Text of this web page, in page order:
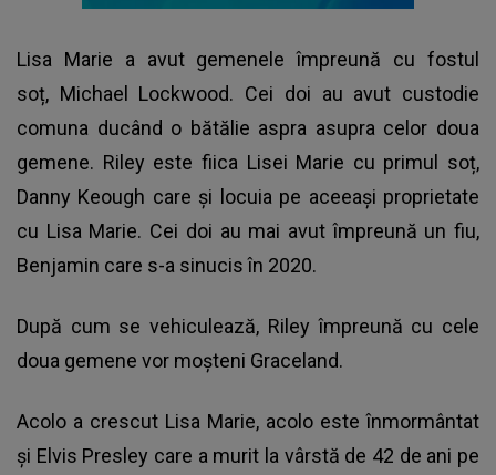
Lisa Marie a avut gemenele împreună cu fostul
soț, Michael Lockwood. Cei doi au avut custodie
comuna ducând o bătălie aspra asupra celor doua
gemene. Riley este fiica Lisei Marie cu primul soț,
Danny Keough care și locuia pe aceeași proprietate
cu Lisa Marie. Cei doi au mai avut împreună un fiu,
Benjamin care s-a sinucis în 2020.
După cum se vehiculează, Riley împreună cu cele
doua gemene vor moșteni Graceland.
Acolo a crescut Lisa Marie, acolo este înmormântat
și Elvis Presley care a murit la vârstă de 42 de ani pe